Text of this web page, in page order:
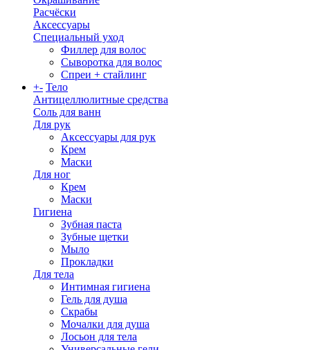
Расчёски
Аксессуары
Специальный уход
Филлер для волос
Сыворотка для волос
Спреи + стайлинг
+- Тело
Антицеллюлитные средства
Соль для ванн
Для рук
Аксессуары для рук
Крем
Маски
Для ног
Крем
Маски
Гигиена
Зубная паста
Зубные щетки
Мыло
Прокладки
Для тела
Интимная гигиена
Гель для душа
Скрабы
Мочалки для душа
Лосьон для тела